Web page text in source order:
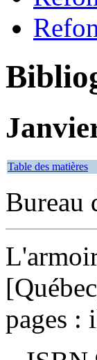
Table des matières
Bureau
pages :